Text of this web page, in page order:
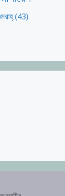
(43)